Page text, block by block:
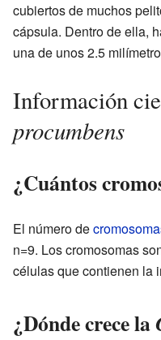
cubiertos de muchos
cápsula. Dentro de ella,
una de unos 2.5
Información
procumbens
¿Cuántos
El número de
n=9. Los cromosomas
células que contienen la
¿Dónde crece la